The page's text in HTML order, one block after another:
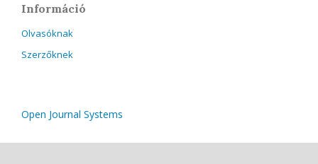
Információ
Olvasóknak
Szerzőknek
Open Journal Systems